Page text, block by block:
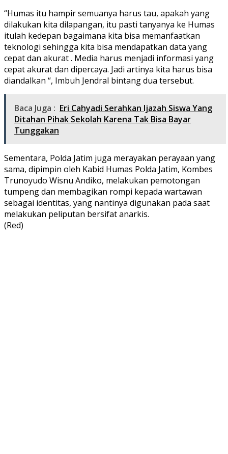
“Humas itu hampir semuanya harus tau, apakah yang
dilakukan kita dilapangan, itu pasti tanyanya ke Humas
itulah kedepan bagaimana kita bisa memanfaatkan
teknologi sehingga kita bisa mendapatkan data yang
cepat dan akurat . Media harus menjadi informasi yang
cepat akurat dan dipercaya. Jadi artinya kita harus bisa
diandalkan “, Imbuh Jendral bintang dua tersebut.
Baca Juga : Eri Cahyadi Serahkan Ijazah Siswa Yang
Ditahan Pihak Sekolah Karena Tak Bisa Bayar
Tunggakan
Sementara, Polda Jatim juga merayakan perayaan yang
sama, dipimpin oleh Kabid Humas Polda Jatim, Kombes
Trunoyudo Wisnu Andiko, melakukan pemotongan
tumpeng dan membagikan rompi kepada wartawan
sebagai identitas, yang nantinya digunakan pada saat
melakukan peliputan bersifat anarkis.
(Red)